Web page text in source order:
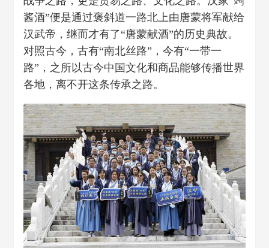
酱酒”便是通过褒斜道一路北上由唐蒙将军献给
汉武帝，继而才有了“唐蒙献酒”的历史典故。
对照古今，古有“南北丝路”，今有“一带一
路”，之所以古今中国文化和商品能够传播世界
各地，离不开这条传承之路。